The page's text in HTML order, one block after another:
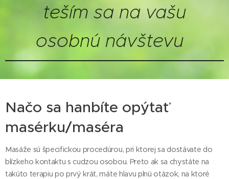
teším sa na vašu
osobnú návštevu
Načo sa hanbíte opýtať
masérku/maséra
Masáže sú špecifickou procedúrou, pri ktorej sa dostávate do
blízkeho kontaktu s cudzou osobou. Preto ak sa chystáte na
takúto terapiu po prvý krát, máte hlavu plnú otázok, na ktoré